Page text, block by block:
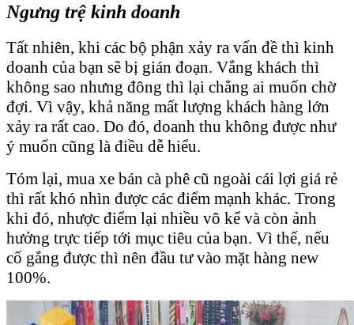
Ngưng trệ kinh doanh
Tất nhiên, khi các bộ phận xảy ra vấn đề thì kinh
doanh của bạn sẽ bị gián đoạn. Vắng khách thì
không sao nhưng đông thì lại chẳng ai muốn chờ
đợi. Vì vậy, khả năng mất lượng khách hàng lớn
xảy ra rất cao. Do đó, doanh thu không được như
ý muốn cũng là điều dễ hiểu.
Tóm lại, mua xe bán cà phê cũ ngoài cái lợi giá rẻ
thì rất khó nhìn được các điểm mạnh khác. Trong
khi đó, nhược điểm lại nhiều vô kể và còn ảnh
hưởng trực tiếp tới mục tiêu của bạn. Vì thế, nếu
cố gắng được thì nên đầu tư vào mặt hàng new
100%.